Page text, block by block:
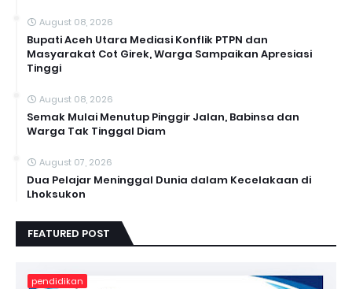
August 08, 2026
Bupati Aceh Utara Mediasi Konflik PTPN dan
Masyarakat Cot Girek, Warga Sampaikan Apresiasi
Tinggi
August 08, 2026
Semak Mulai Menutup Pinggir Jalan, Babinsa dan
Warga Tak Tinggal Diam
August 07, 2026
Dua Pelajar Meninggal Dunia dalam Kecelakaan di
Lhoksukon
FEATURED POST
pendidikan